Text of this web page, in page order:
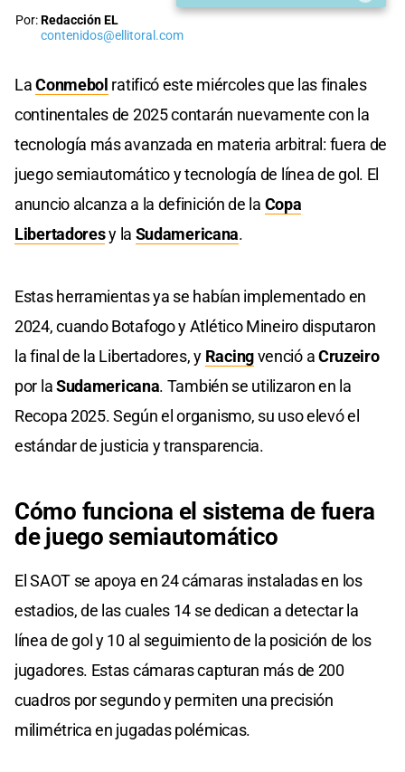
Por:Redacción EL
contenidos@ellitoral.com
LaConmebol ratificó este miércoles que las finales
continentales de 2025 contarán nuevamente con la
tecnología más avanzada en materia arbitral: fuera de
juego semiautomático y tecnología de línea de gol. El
anuncio alcanza a la definición de la Copa
Libertadoresy la Sudamericana.
Estas herramientas ya se habían implementado en
2024, cuando Botafogo y Atlético Mineiro disputaron
la final de la Libertadores, y Racingvenció aCruzeiro
por laSudamericana. También se utilizaron en la
Recopa 2025. Según el organismo, su uso elevó el
estándar de justicia y transparencia.
Cómo funciona el sistema de fuera
de juego semiautomático
El SAOT se apoya en 24 cámaras instaladas en los
estadios, de las cuales 14 se dedican a detectar la
línea de gol y 10 al seguimiento de la posición de los
jugadores. Estas cámaras capturan más de 200
cuadros por segundo y permiten una precisión
milimétrica en jugadas polémicas.